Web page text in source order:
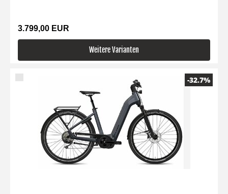
3.799,00 EUR
Weitere Varianten
-32.7%